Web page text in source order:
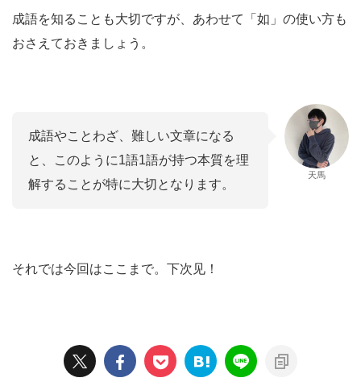
成語を知ることも大切ですが、あわせて「如」の使い方も
おさえておきましょう。
成語やことわざ、難しい文章になる
と、このように1語1語が持つ本質を理
解することが特に大切となります。
天馬
それでは今回はここまで。下次见！